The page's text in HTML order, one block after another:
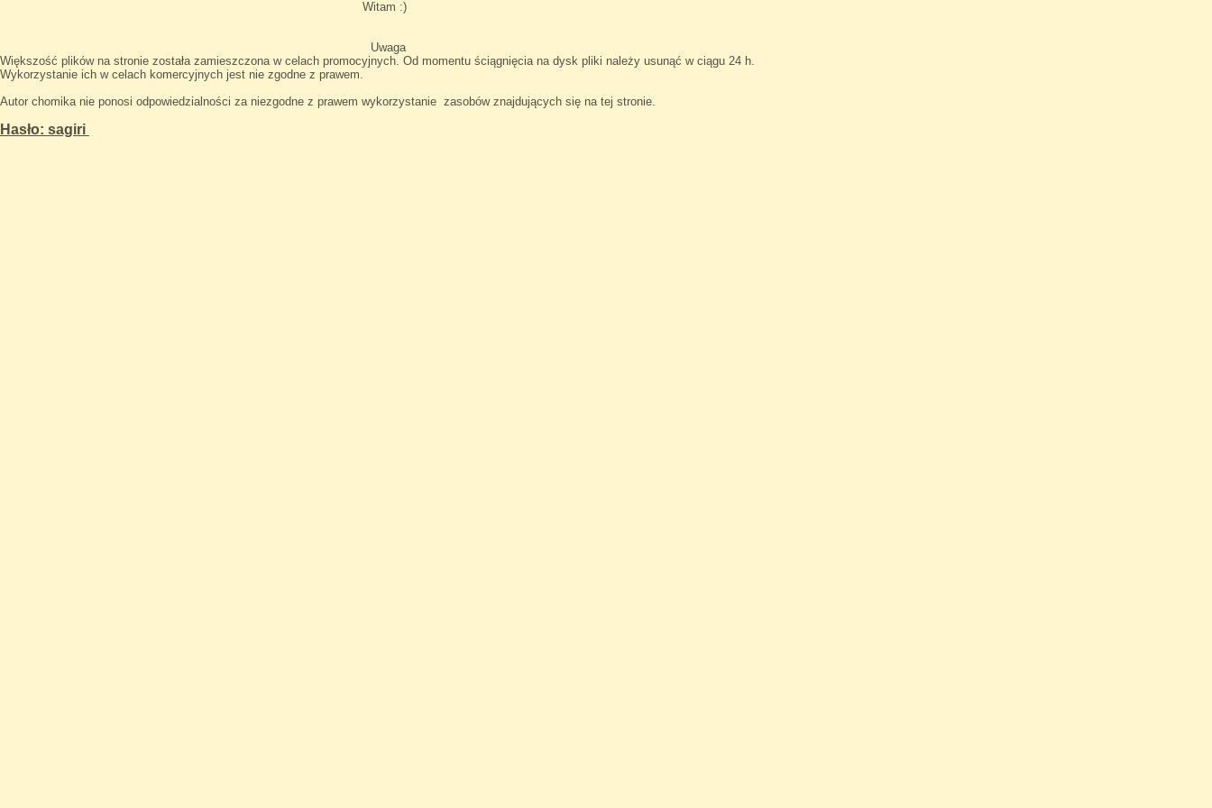
Witam :)
Uwaga
Większość plików na stronie została zamieszczona w celach promocyjnych. Od momentu ściągnięcia na dysk pliki należy usunąć w ciągu 24 h.
Wykorzystanie ich w celach komercyjnych jest nie zgodne z prawem.
Autor chomika nie ponosi odpowiedzialności za niezgodne z prawem wykorzystanie zasobów znajdujących się na tej stronie.
Hasło: sagiri